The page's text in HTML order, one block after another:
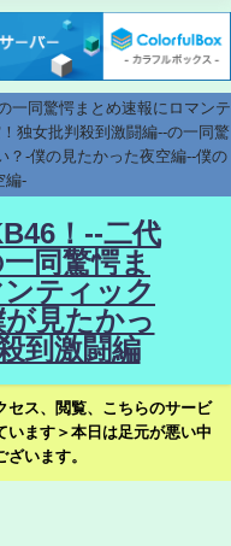
一同驚愕まとめ速報にロマンテ
独女批判殺到激闘編--の一同驚
？-僕の見たかった夜空編--僕の
編-
！--二代
同驚愕ま
ティック
見たかっ
到激闘編
セス、閲覧、こちらのサービ
います＞本日は足元が悪い中
います。